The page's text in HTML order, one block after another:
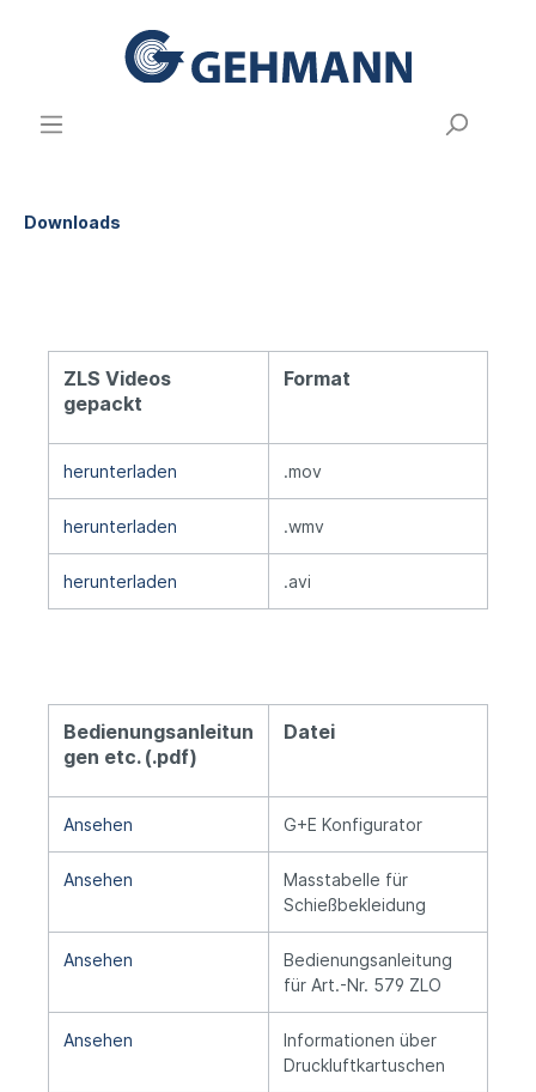
Downloads
ZLS Videos
gepackt
Format
herunterladen .mov
herunterladen .wmv
herunterladen .avi
Bedienungsanleitun
gen etc. (.pdf)
Datei
Ansehen G+E Konfigurator
Ansehen
Masstabelle für
Schießbekleidung
Ansehen
Bedienungsanleitung
für Art.-Nr. 579 ZLO
Ansehen
Informationen über
Druckluftkartuschen